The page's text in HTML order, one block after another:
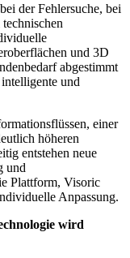
der Fehlersuche, bei
und 3D
abgestimmt
und
einer
höheren
entstehen neue
und
Plattform, Visoric
Anpassung.
wird